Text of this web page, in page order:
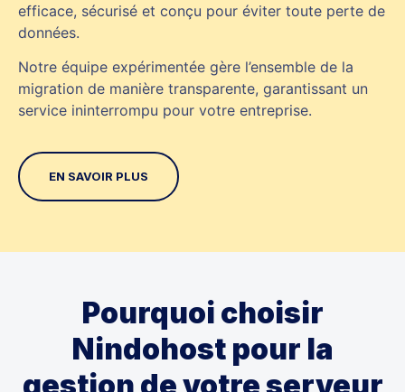
efficace, sécurisé et conçu pour éviter toute perte de
données.
Notre équipe expérimentée gère l’ensemble de la
migration de manière transparente, garantissant un
service ininterrompu pour votre entreprise.
EN SAVOIR PLUS
Pourquoi choisir
Nindohost pour la